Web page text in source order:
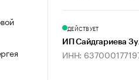
ДЕЙСТВУЕТ
ИП Сайдгариева
ИНН: